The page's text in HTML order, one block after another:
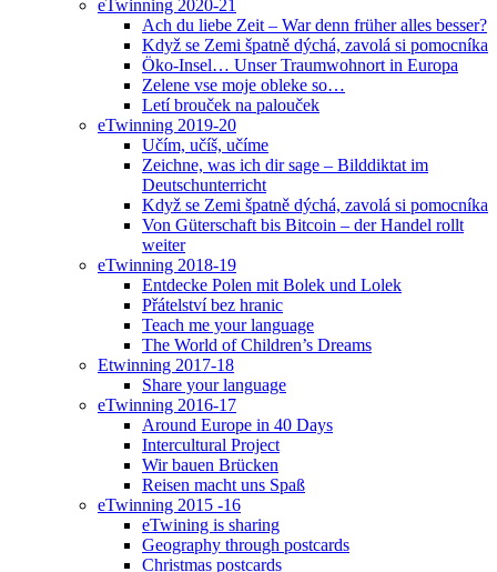
eTwinning 2020-21
Ach du liebe Zeit – War denn früher alles besser?
Když se Zemi špatně dýchá, zavolá si pomocníka
Öko-Insel… Unser Traumwohnort in Europa
Zelene vse moje obleke so…
Letí brouček na palouček
eTwinning 2019-20
Učím, učíš, učíme
Zeichne, was ich dir sage – Bilddiktat im
Deutschunterricht
Když se Zemi špatně dýchá, zavolá si pomocníka
Von Güterschaft bis Bitcoin – der Handel rollt
weiter
eTwinning 2018-19
Entdecke Polen mit Bolek und Lolek
Přátelství bez hranic
Teach me your language
The World of Children’s Dreams
Etwinning 2017-18
Share your language
eTwinning 2016-17
Around Europe in 40 Days
Intercultural Project
Wir bauen Brücken
Reisen macht uns Spaß
eTwinning 2015 -16
eTwining is sharing
Geography through postcards
Christmas postcards